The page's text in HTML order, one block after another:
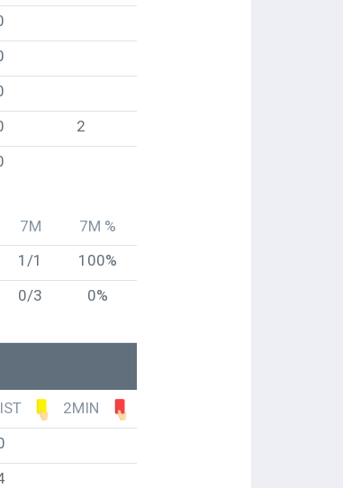
2
7M
7M %
1/1
100%
0/3 0%
2MIN